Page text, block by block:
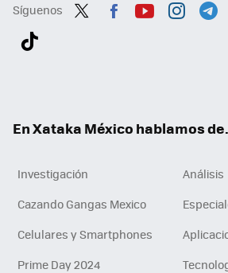
Síguenos
En Xataka México hablamos
Investigación
Análisis
Cazando Gangas Mexico
Celulares y Smartphones
Prime Day 2024